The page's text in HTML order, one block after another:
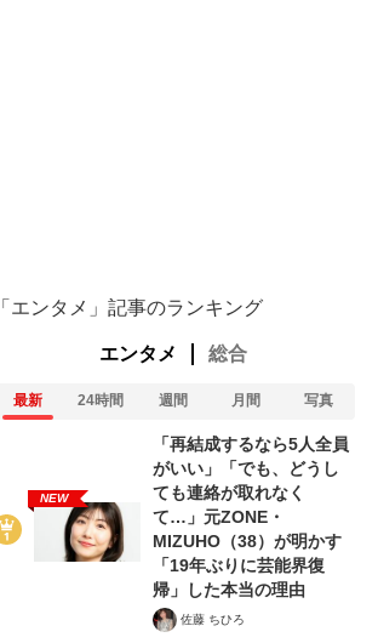
「エンタメ」記事のランキング
エンタメ 総合
最新 24時間 週間 月間 写真
NEW
「再結成するなら5人全員
がいい」「でも、どうし
ても連絡が取れなく
て…」元ZONE・
MIZUHO（38）が明かす
「19年ぶりに芸能界復
帰」した本当の理由
佐藤 ちひろ